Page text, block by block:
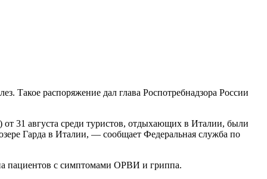
Такое распоряжение дал глава Роспотребнадзора России
31 августа среди туристов, отдыхающих в Италии, были
Гарда в Италии, — сообщает Федеральная служба по
пациентов с симптомами ОРВИ и гриппа.